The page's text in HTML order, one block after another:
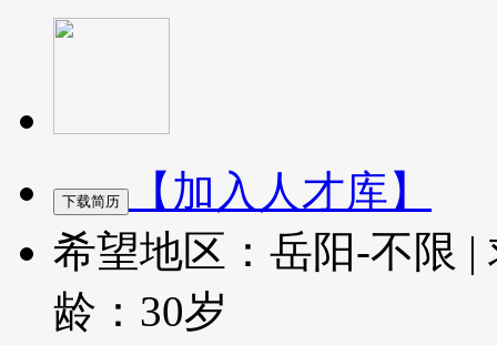
【加入人才库】
希望地区：岳阳-不限 |
龄：30岁